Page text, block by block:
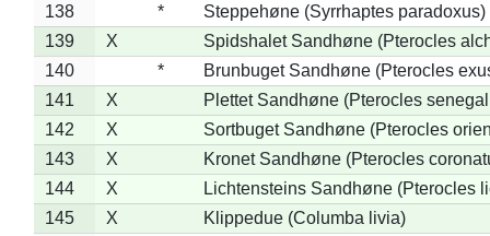
138
*
Steppehøne (Syrrhaptes paradoxus)
139
X
Spidshalet Sandhøne (Pterocles
140
*
Brunbuget Sandhøne (Pterocles
141
X
Plettet Sandhøne (Pterocles
142
X
Sortbuget Sandhøne (Pterocles
143
X
Kronet Sandhøne (Pterocles
144
X
Lichtensteins Sandhøne (Pterocles
145
X
Klippedue (Columba livia)